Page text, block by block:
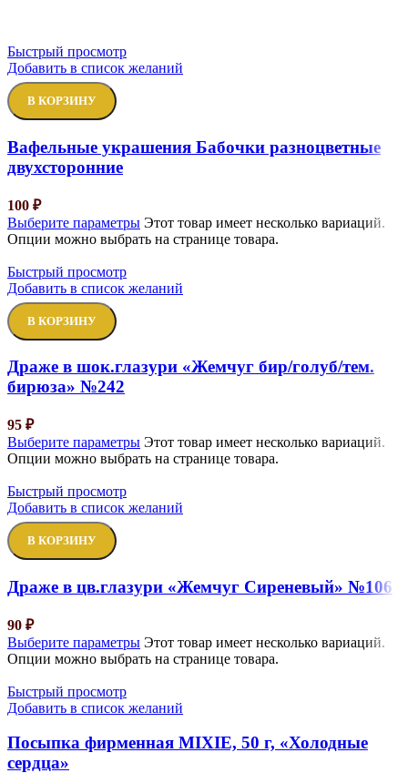
Быстрый просмотр
Добавить в список желаний
В КОРЗИНУ
Вафельные украшения Бабочки разноцветные
двухсторонние
100 ₽
Выберите параметры Этот товар имеет несколько вариаций.
Опции можно выбрать на странице товара.
Быстрый просмотр
Добавить в список желаний
В КОРЗИНУ
Драже в шок.глазури «Жемчуг бир/голуб/тем.
бирюза» №242
95 ₽
Выберите параметры Этот товар имеет несколько вариаций.
Опции можно выбрать на странице товара.
Быстрый просмотр
Добавить в список желаний
В КОРЗИНУ
Драже в цв.глазури «Жемчуг Сиреневый» №106
90 ₽
Выберите параметры Этот товар имеет несколько вариаций.
Опции можно выбрать на странице товара.
Быстрый просмотр
Добавить в список желаний
Посыпка фирменная MIXIE, 50 г, «Холодные
сердца»